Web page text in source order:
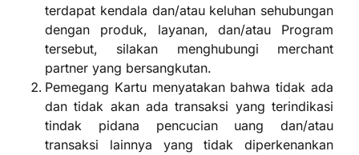
terdapat kendala dan/atau keluhan sehubungan
dengan produk, layanan, dan/atau Program
tersebut, silakan menghubungi merchant
partner yang bersangkutan.
Pemegang Kartu menyatakan bahwa tidak ada
dan tidak akan ada transaksi yang terindikasi
tindak pidana pencucian uang dan/atau
transaksi lainnya yang tidak diperkenankan